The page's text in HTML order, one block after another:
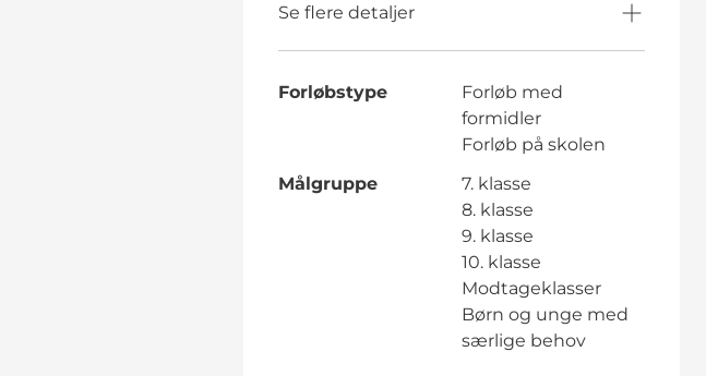
Se flere detaljer
Forløbstype
Forløb med
formidler
Forløb på skolen
Målgruppe
7. klasse
8. klasse
9. klasse
10. klasse
Modtageklasser
Børn og unge med
særlige behov